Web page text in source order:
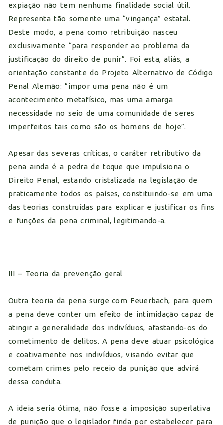
expiação não tem nenhuma finalidade social útil.
Representa tão somente uma “vingança” estatal.
Deste modo, a pena como retribuição nasceu
exclusivamente “para responder ao problema da
justificação do direito de punir”. Foi esta, aliás, a
orientação constante do Projeto Alternativo de Código
Penal Alemão: “impor uma pena não é um
acontecimento metafísico, mas uma amarga
necessidade no seio de uma comunidade de seres
imperfeitos tais como são os homens de hoje”.
Apesar das severas críticas, o caráter retributivo da
pena ainda é a pedra de toque que impulsiona o
Direito Penal, estando cristalizada na legislação de
praticamente todos os países, constituindo-se em uma
das teorias construídas para explicar e justificar os fins
e funções da pena criminal, legitimando-a.
III – Teoria da prevenção geral
Outra teoria da pena surge com Feuerbach, para quem
a pena deve conter um efeito de intimidação capaz de
atingir a generalidade dos indivíduos, afastando-os do
cometimento de delitos. A pena deve atuar psicológica
e coativamente nos indivíduos, visando evitar que
cometam crimes pelo receio da punição que advirá
dessa conduta.
A ideia seria ótima, não fosse a imposição superlativa
de punição que o legislador finda por estabelecer para